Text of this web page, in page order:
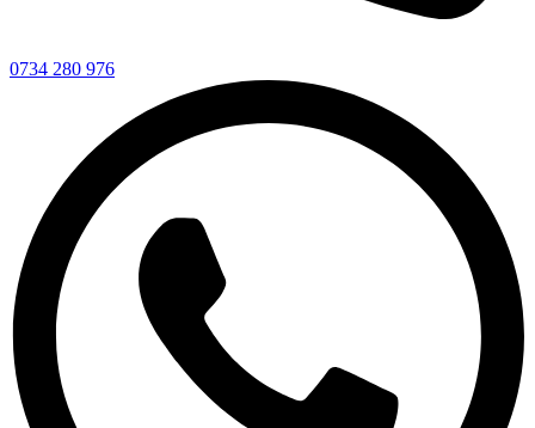
0734 280 976